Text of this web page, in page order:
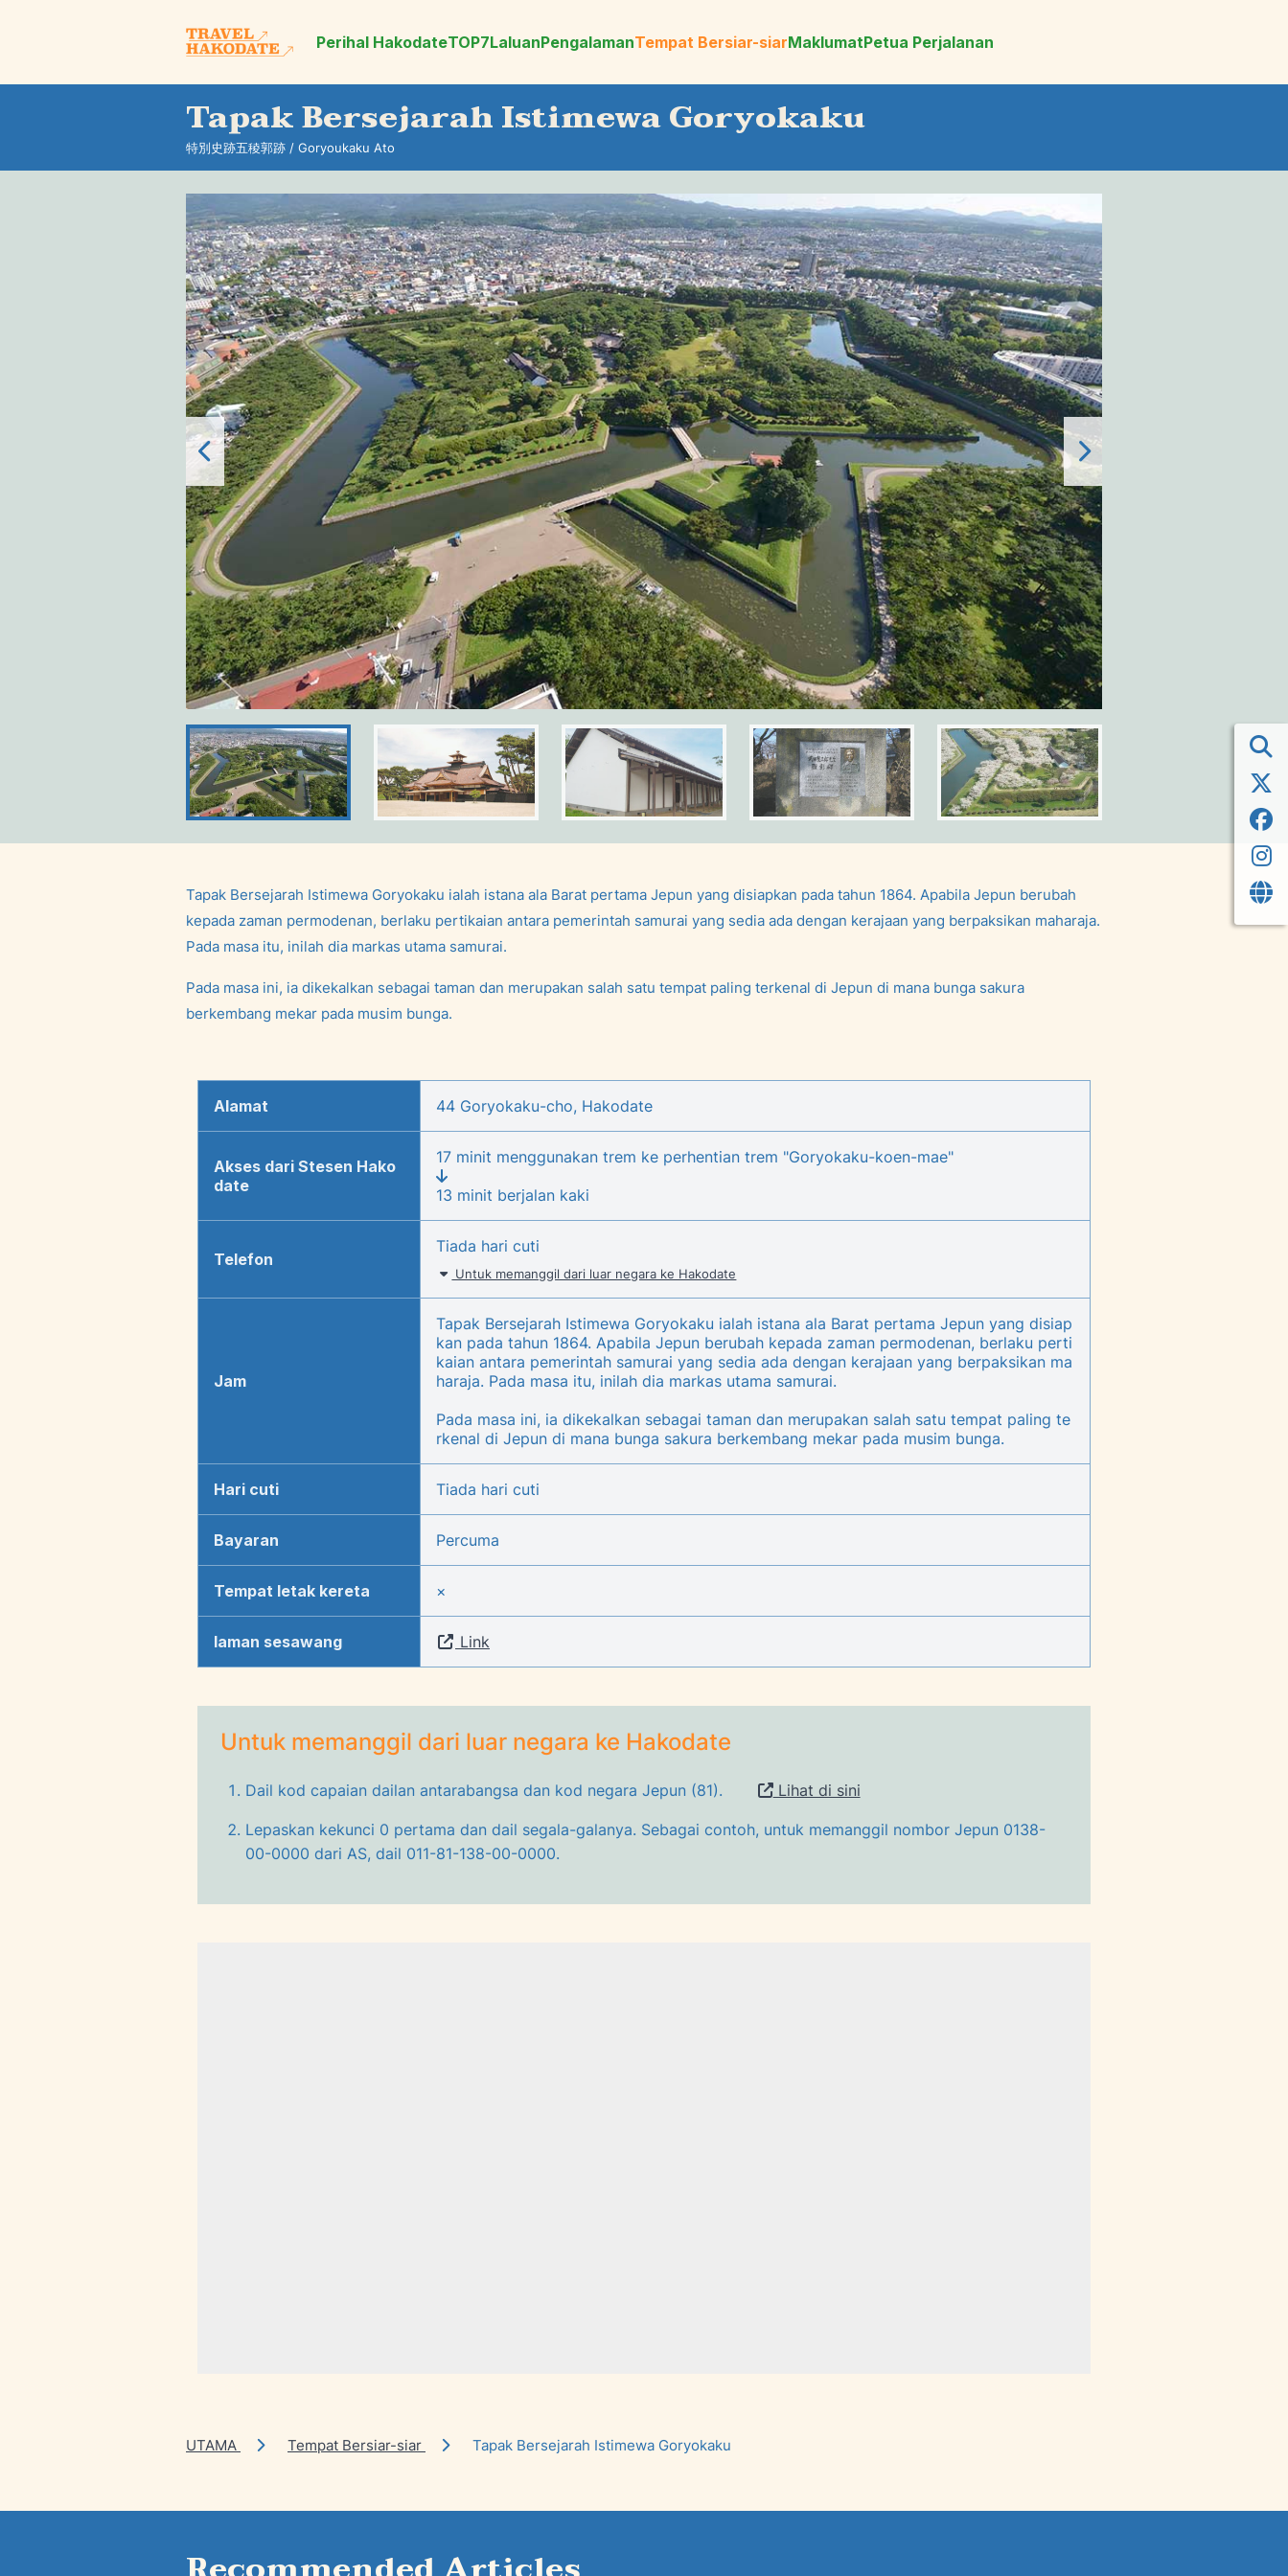
Perihal HakodateTOP7LaluanPengalamanTempat Bersiar-siarMaklumatPetua Perjalanan
Tapak Bersejarah Istimewa Goryokaku
特別史跡五稜郭跡 / Goryoukaku Ato
Tapak Bersejarah Istimewa Goryokaku ialah istana ala Barat pertama Jepun yang disiapkan pada tahun 1864. Apabila Jepun berubah
kepada zaman permodenan, berlaku pertikaian antara pemerintah samurai yang sedia ada dengan kerajaan yang berpaksikan maharaja.
Pada masa itu, inilah dia markas utama samurai.
Pada masa ini, ia dikekalkan sebagai taman dan merupakan salah satu tempat paling terkenal di Jepun di mana bunga sakura
berkembang mekar pada musim bunga.
Alamat 44 Goryokaku-cho, Hakodate
Akses dari Stesen Hako
date
17 minit menggunakan trem ke perhentian trem "Goryokaku-koen-mae"
13 minit berjalan kaki
Telefon
Tiada hari cuti
Untuk memanggil dari luar negara ke Hakodate
Jam
Tapak Bersejarah Istimewa Goryokaku ialah istana ala Barat pertama Jepun yang disiap
kan pada tahun 1864. Apabila Jepun berubah kepada zaman permodenan, berlaku perti
kaian antara pemerintah samurai yang sedia ada dengan kerajaan yang berpaksikan ma
haraja. Pada masa itu, inilah dia markas utama samurai.
Pada masa ini, ia dikekalkan sebagai taman dan merupakan salah satu tempat paling te
rkenal di Jepun di mana bunga sakura berkembang mekar pada musim bunga.
Hari cuti Tiada hari cuti
Bayaran Percuma
Tempat letak kereta ×
laman sesawang Link
Untuk memanggil dari luar negara ke Hakodate
Dail kod capaian dailan antarabangsa dan kod negara Jepun (81). Lihat di sini
Lepaskan kekunci 0 pertama dan dail segala-galanya. Sebagai contoh, untuk memanggil nombor Jepun 0138-
00-0000 dari AS, dail 011-81-138-00-0000.
UTAMA Tempat Bersiar-siar Tapak Bersejarah Istimewa Goryokaku